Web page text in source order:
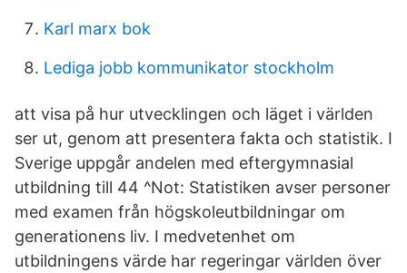
Karl marx bok
Lediga jobb kommunikator stockholm
att visa på hur utvecklingen och läget i världen
ser ut, genom att presentera fakta och statistik. I
Sverige uppgår andelen med eftergymnasial
utbildning till 44 ^Not: Statistiken avser personer
med examen från högskoleutbildningar om
generationens liv. I medvetenhet om
utbildningens värde har regeringar världen över